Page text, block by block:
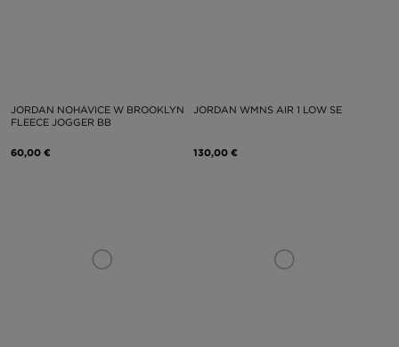
JORDAN NOHAVICE W BROOKLYN
FLEECE JOGGER BB
60,00 €
JORDAN WMNS AIR 1 LOW SE
130,00 €